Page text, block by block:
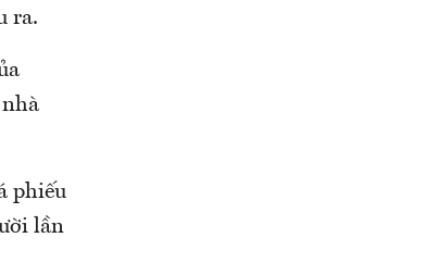
ra.
phiếu
lần